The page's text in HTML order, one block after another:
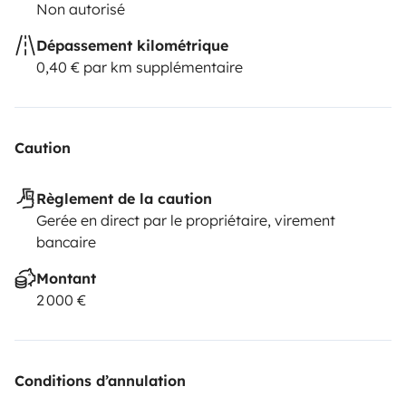
Non autorisé
Dépassement kilométrique
0,40 € par km supplémentaire
Caution
Règlement de la caution
Gerée en direct par le propriétaire, virement
bancaire
Montant
2 000 €
Conditions d’annulation